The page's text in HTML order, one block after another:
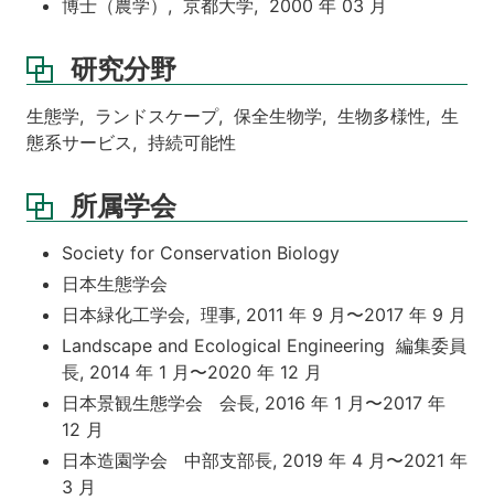
博士（農学）, 京都大学, 2000 年 03 月
研究分野
生態学, ランドスケープ, 保全生物学, 生物多様性, 生
態系サービス, 持続可能性
所属学会
Society for Conservation Biology
日本生態学会
日本緑化工学会, 理事, 2011 年 9 月〜2017 年 9 月
Landscape and Ecological Engineering 編集委員
長, 2014 年 1 月〜2020 年 12 月
日本景観生態学会 会長, 2016 年 1 月〜2017 年
12 月
日本造園学会 中部支部長, 2019 年 4 月〜2021 年
3 月